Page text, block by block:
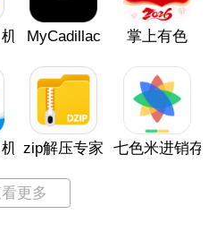
端MyCadillac 掌上有色
zip解压专家 七色米进销存
更多